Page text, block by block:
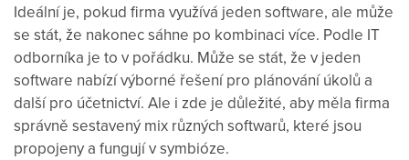
Ideální je, pokud firma využívá jeden software, ale může
se stát, že nakonec sáhne po kombinaci více. Podle IT
odborníka je to v pořádku. Může se stát, že v jeden
software nabízí výborné řešení pro plánování úkolů a
další pro účetnictví. Ale i zde je důležité, aby měla firma
správně sestavený mix různých softwarů, které jsou
propojeny a fungují v symbióze.